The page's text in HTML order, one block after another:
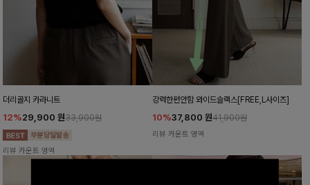
더리골지 카라니트
12%29,900 원33,900원
리뷰 카운트 영역
강력한편안함 와이드슬랙스[FREE,L사이즈]
10%37,800 원41,900원
리뷰 카운트 영역